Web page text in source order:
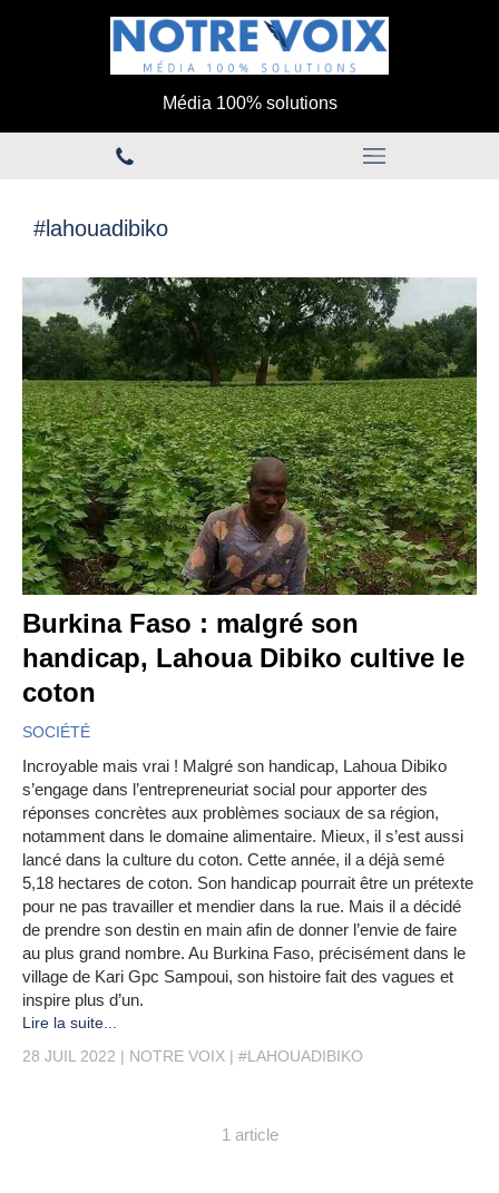
Média 100% solutions
#lahouadibiko
Burkina Faso : malgré son
handicap, Lahoua Dibiko cultive le
coton
SOCIÉTÉ
Incroyable mais vrai ! Malgré son handicap, Lahoua Dibiko
s’engage dans l’entrepreneuriat social pour apporter des
réponses concrètes aux problèmes sociaux de sa région,
notamment dans le domaine alimentaire. Mieux, il s’est aussi
lancé dans la culture du coton. Cette année, il a déjà semé
5,18 hectares de coton. Son handicap pourrait être un prétexte
pour ne pas travailler et mendier dans la rue. Mais il a décidé
de prendre son destin en main afin de donner l’envie de faire
au plus grand nombre. Au Burkina Faso, précisément dans le
village de Kari Gpc Sampoui, son histoire fait des vagues et
inspire plus d’un.
Lire la suite...
28 JUIL 2022
NOTRE VOIX #LAHOUADIBIKO
1 article